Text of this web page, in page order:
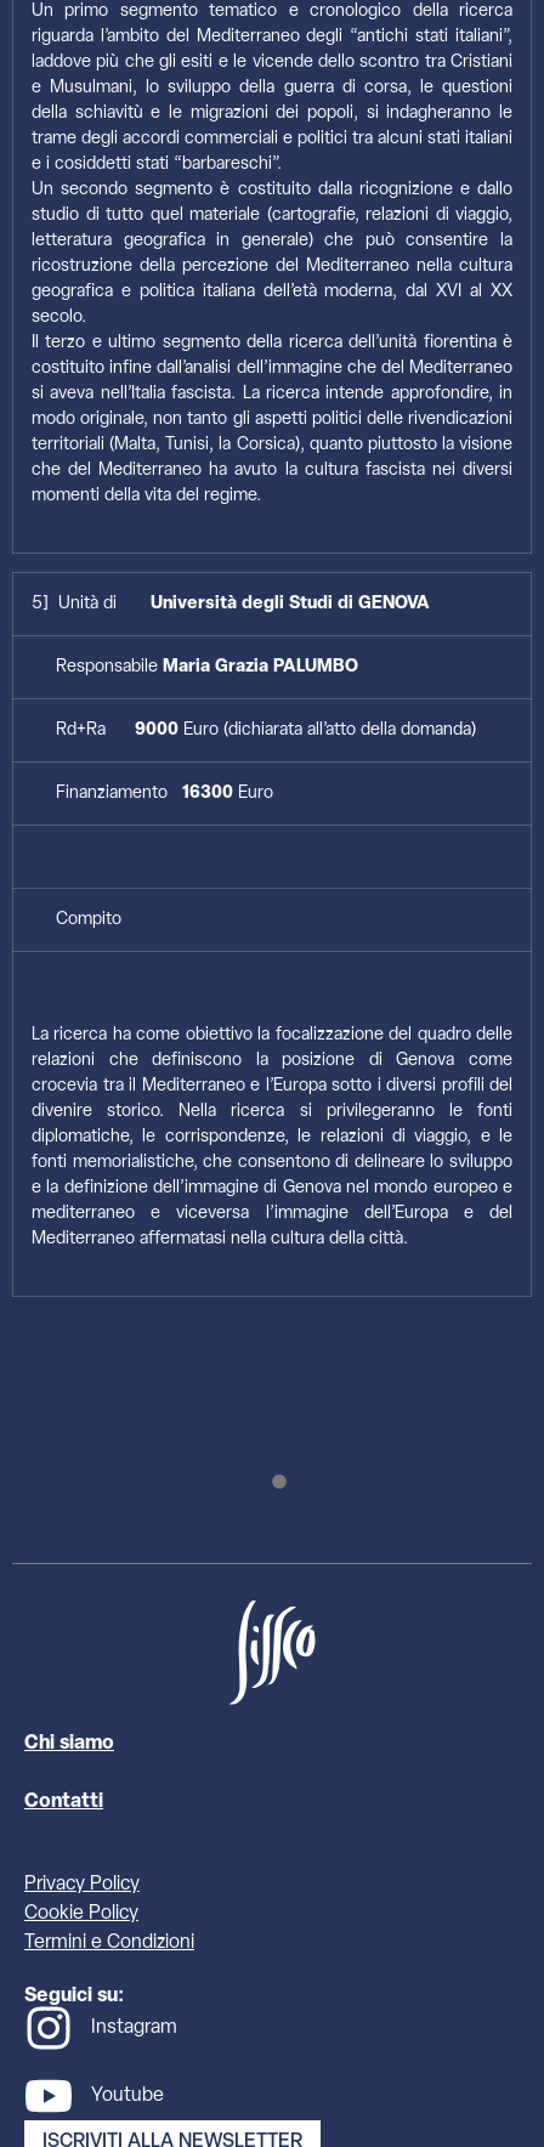
Un primo segmento tematico e cronologico della ricerca
riguarda l’ambito del Mediterraneo degli “antichi stati italiani”,
laddove più che gli esiti e le vicende dello scontro tra Cristiani
e Musulmani, lo sviluppo della guerra di corsa, le questioni
della schiavitù e le migrazioni dei popoli, si indagheranno le
trame degli accordi commerciali e politici tra alcuni stati italiani
e i cosiddetti stati “barbareschi”.
Un secondo segmento è costituito dalla ricognizione e dallo
studio di tutto quel materiale (cartografie, relazioni di viaggio,
letteratura geografica in generale) che può consentire la
ricostruzione della percezione del Mediterraneo nella cultura
geografica e politica italiana dell’età moderna, dal XVI al XX
secolo.
Il terzo e ultimo segmento della ricerca dell’unità fiorentina è
costituito infine dall’analisi dell’immagine che del Mediterraneo
si aveva nell’Italia fascista. La ricerca intende approfondire, in
modo originale, non tanto gli aspetti politici delle rivendicazioni
territoriali (Malta, Tunisi, la Corsica), quanto piuttosto la visione
che del Mediterraneo ha avuto la cultura fascista nei diversi
momenti della vita del regime.
5] Unità di Università degli Studi di GENOVA
Responsabile Maria Grazia PALUMBO
Rd+Ra 9000 Euro (dichiarata all’atto della domanda)
Finanziamento 16300 Euro
Compito
La ricerca ha come obiettivo la focalizzazione del quadro delle
relazioni che definiscono la posizione di Genova come
crocevia tra il Mediterraneo e l’Europa sotto i diversi profili del
divenire storico. Nella ricerca si privilegeranno le fonti
diplomatiche, le corrispondenze, le relazioni di viaggio, e le
fonti memorialistiche, che consentono di delineare lo sviluppo
e la definizione dell’immagine di Genova nel mondo europeo e
mediterraneo e viceversa l’immagine dell’Europa e del
Mediterraneo affermatasi nella cultura della città.
Chi siamo
Contatti
Privacy Policy
Cookie Policy
Termini e Condizioni
Seguici su:
Instagram
Youtube
ISCRIVITI ALLA NEWSLETTER